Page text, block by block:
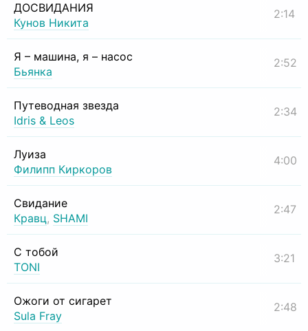
ДОСВИДАНИЯ
Кунов Никита
2:14
Я – машина, я – насос
Бьянка
2:52
Путеводная звезда
Idris & Leos
2:34
Луиза
Филипп Киркоров
4:00
Свидание
Кравц, SHAMI
2:47
С тобой
TONI
3:21
Ожоги от сигарет
Sula Fray
2:48